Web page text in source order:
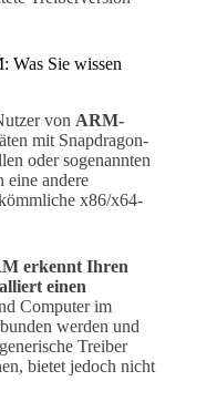
Was Sie wissen
von ARM-
mit Snapdragon-
oder sogenannten
eine andere
x86/x64-
erkennt Ihren
einen
Computer im
werden und
Treiber
bietet jedoch nicht